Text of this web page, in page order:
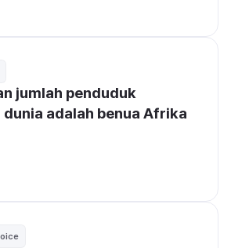
jumlah penduduk
adalah benua Afrika